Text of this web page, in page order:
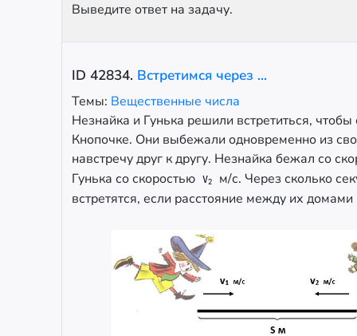
Выведите ответ на задачу.
ID 42834. Встретимся через ...
Темы: Вещественные числа
Незнайка и Гунька решили встретиться, чтобы
Кнопочке. Они выбежали одновременно из
навстречу друг к другу. Незнайка бежал со
Гунька со скоростью V2
м/с. Через сколько
встретятся, если расстояние между их домами